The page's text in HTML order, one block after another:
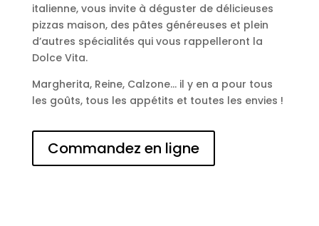
italienne, vous invite à déguster de délicieuses
pizzas maison, des pâtes généreuses et plein
d’autres spécialités qui vous rappelleront la
Dolce Vita.
Margherita, Reine, Calzone… il y en a pour tous
les goûts, tous les appétits et toutes les envies !
Commandez en ligne